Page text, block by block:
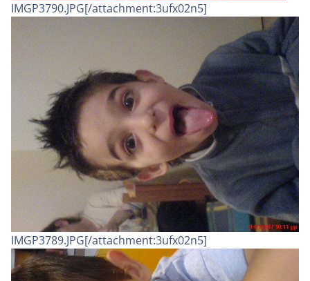
IMGP3790.JPG[/attachment:3ufx02n5]
IMGP3789.JPG[/attachment:3ufx02n5]